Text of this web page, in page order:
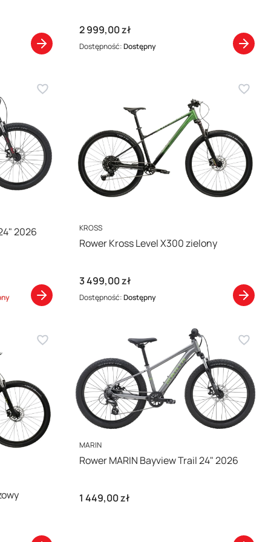
Cena
2 999,00 zł
Dostępność:Dostępny
2026
PRODUCENT
KROSS
Rower Kross Level X300 zielony
Cena
3 499,00 zł
Dostępność:Dostępny
PRODUCENT
MARIN
Rower MARIN Bayview Trail 24" 2026
Cena
1 449,00 zł